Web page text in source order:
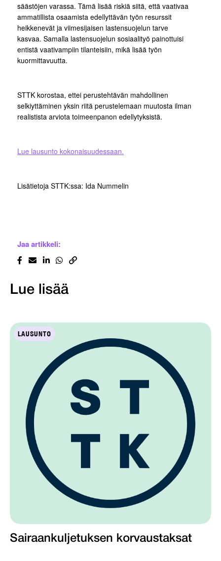
säästöjen varassa. Tämä lisää riskiä siitä, että vaativaa
ammatillista osaamista edellyttävän työn resurssit
heikkenevät ja viimesijaisen lastensuojelun tarve
kasvaa. Samalla lastensuojelun sosiaalityö painottuisi
entistä vaativampiin tilanteisiin, mikä lisää työn
kuormittavuutta.
STTK korostaa, ettei perustehtävän mahdollinen
selkiyttäminen yksin riitä perustelemaan muutosta ilman
realistista arviota toimeenpanon edellytyksistä.
Lue lausunto kokonaisuudessaan.
Lisätietoja STTK:ssa: Ida Nummelin
Jaa artikkeli:
Lue lisää
LAUSUNTO
Sairaankuljetuksen korvaustaksat